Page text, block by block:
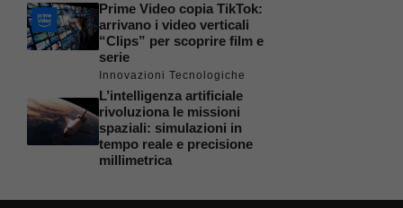
Prime Video copia TikTok:
arrivano i video verticali
“Clips” per scoprire film e
serie
Innovazioni Tecnologiche
L’intelligenza artificiale
rivoluziona le missioni
spaziali: simulazioni in
tempo reale e precisione
millimetrica